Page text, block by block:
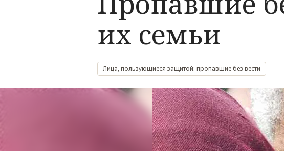
их семьи
Лица, пользующиеся защитой: пропавшие без вести